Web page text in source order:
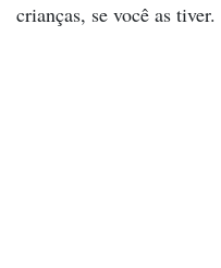
crianças, se você as tiver.